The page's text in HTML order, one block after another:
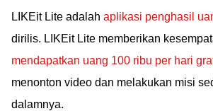
LIKEit Lite adalah aplikasi penghasil
dirilis. LIKEit Lite memberikan
mendapatkan uang 100 ribu per hari
menonton video dan melakukan misi
dalamnya.